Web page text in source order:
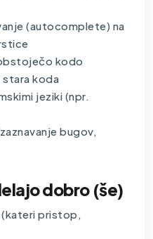
(autocomplete) na
kodo
stara koda
jeziki (npr.
bugov,
dobro (še)
pristop,